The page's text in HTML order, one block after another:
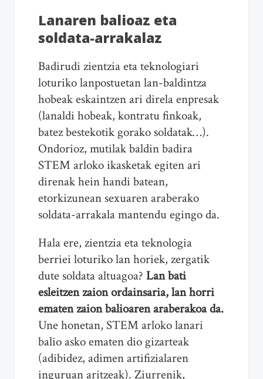
Lanaren balioaz eta
soldata-arrakalaz
Badirudi zientzia eta teknologiari
loturiko lanpostuetan lan-baldintza
hobeak eskaintzen ari direla enpresak
(lanaldi hobeak, kontratu finkoak,
batez bestekotik gorako soldatak…).
Ondorioz, mutilak baldin badira
STEM arloko ikasketak egiten ari
direnak hein handi batean,
etorkizunean sexuaren araberako
soldata-arrakala mantendu egingo da.
Hala ere, zientzia eta teknologia
berriei loturiko lan horiek, zergatik
dute soldata altuagoa? Lan bati
esleitzen zaion ordainsaria, lan horri
ematen zaion balioaren araberakoa da.
Une honetan, STEM arloko lanari
balio asko ematen dio gizarteak
(adibidez, adimen artifizialaren
inguruan aritzeak). Ziurrenik,